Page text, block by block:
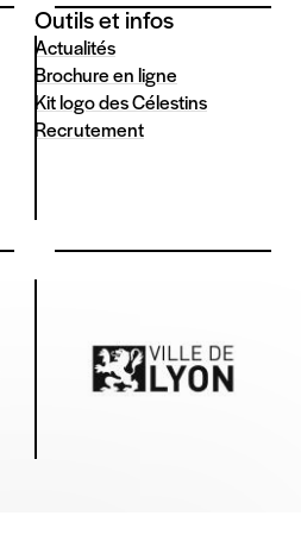
Outils et infos
Actualités
Brochure en ligne
Kit logo des Célestins
Recrutement